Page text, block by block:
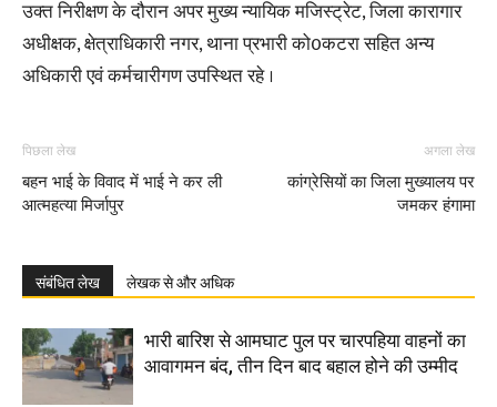
उक्त निरीक्षण के दौरान अपर मुख्य न्यायिक मजिस्ट्रेट, जिला कारागार
अधीक्षक, क्षेत्राधिकारी नगर, थाना प्रभारी को0कटरा सहित अन्य
अधिकारी एवं कर्मचारीगण उपस्थित रहे ।
पिछला लेख
बहन भाई के विवाद में भाई ने कर ली
आत्महत्या मिर्जापुर
अगला लेख
कांग्रेसियों का जिला मुख्यालय पर
जमकर हंगामा
संबंधित लेख लेखक से और अधिक
भारी बारिश से आमघाट पुल पर चारपहिया वाहनों का
आवागमन बंद, तीन दिन बाद बहाल होने की उम्मीद